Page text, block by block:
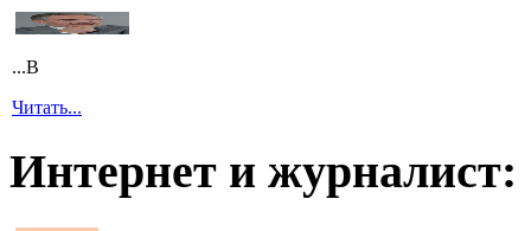
...В
Читать...
Интернет и журналист: